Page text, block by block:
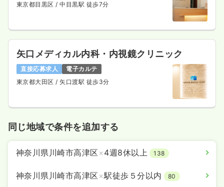
東京都目黒区/ 中目黒駅 徒歩7分
矢口メディカル内科・内視鏡クリニック
直接応募求人
電子カルテ
東京都大田区/ 矢口渡駅 徒歩3分
同じ地域で条件を追加する
神奈川県川崎市高津区 ×4週8休以上 138
神奈川県川崎市高津区 ×駅徒歩５分以内 80